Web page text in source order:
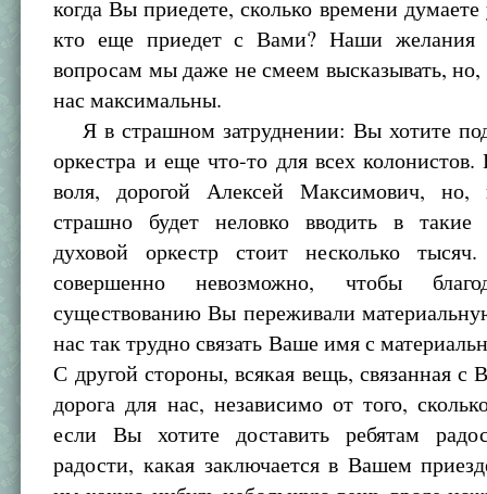
когда Вы приедете, сколько времени
кто еще приедет с Вами? Наши желания
вопросам мы даже не смеем высказывать,
нас максимальны.
Я в страшном затруднении: Вы хотите
оркестра и еще что-то для всех
воля, дорогой Алексей Максимович, но,
страшно будет неловко вводить в такие
духовой оркестр стоит несколько
совершенно невозможно, чтобы
существованию Вы переживали
нас так трудно связать Ваше имя с
С другой стороны, всякая вещь, связанная
дорога для нас, независимо от того,
если Вы хотите доставить ребятам
радости, какая заключается в Вашем